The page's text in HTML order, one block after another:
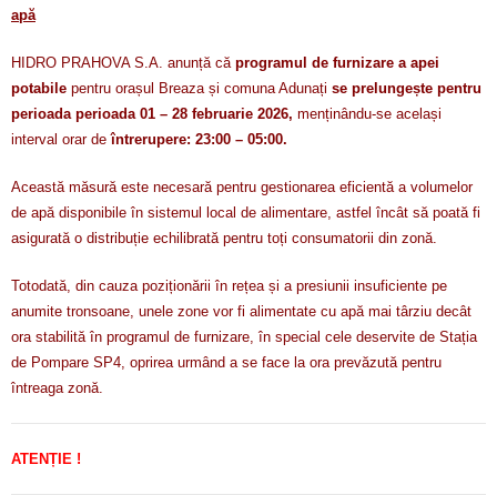
apă
HIDRO PRAHOVA S.A. anunță că programul de furnizare a apei
potabile pentru orașul Breaza și comuna Adunați se prelungește pentru
perioada perioada 01 – 28 februarie 2026, menținându-se același
interval orar deîntrerupere: 23:00 – 05:00.
Această măsură este necesară pentru gestionarea eficientă a volumelor
de apă disponibile în sistemul local de alimentare, astfel încât să poată fi
asigurată o distribuție echilibrată pentru toți consumatorii din zonă.
Totodată, din cauza poziționării în rețea și a presiunii insuficiente pe
anumite tronsoane, unele zone vor fi alimentate cu apă mai târziu decât
ora stabilită în programul de furnizare, în special cele deservite de Stația
de Pompare SP4, oprirea urmând a se face la ora prevăzută pentru
întreaga zonă.
ATENȚIE !